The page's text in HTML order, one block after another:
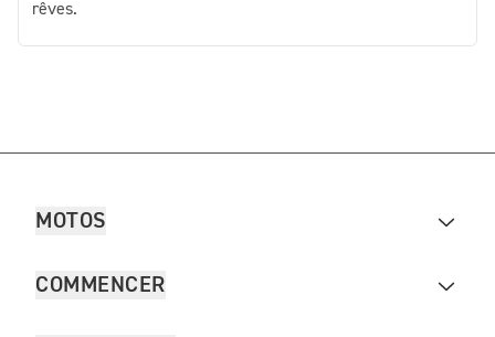
rêves.
MOTOS
COMMENCER